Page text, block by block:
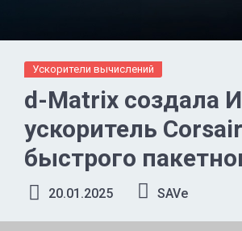
Ускорители вычислений
d-Matrix создала
ускоритель
быстрого
инференса
языковых
20.01.2025 SAVe